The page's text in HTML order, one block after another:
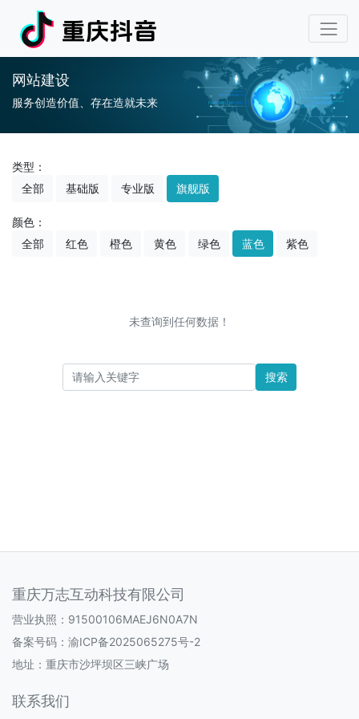
网站建设
服务创造价值、存在造就未来
类型：
全部
基础版 专业版 旗舰版
颜色：
全部
红色 橙色 黄色 绿色 蓝色 紫色
未查询到任何数据！
搜索
重庆万志互动科技有限公司
营业执照：91500106MAEJ6N0A7N
备案号码： 渝ICP备2025065275号-2
地址：重庆市沙坪坝区三峡广场
联系我们